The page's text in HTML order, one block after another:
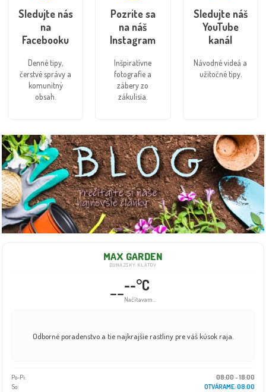
MAX GARDEN
DUNAJSKÝ KLÁTOV
----°C
Načítavam...
Odborné poradenstvo a tie najkrajšie rastliny pre váš kúsok raja.
Po-Pi:
08:00 - 18:00
So:
OTVÁRAME: 08:00
Sledujte nás
na
Facebooku
Denné tipy,
čerstvé správy a
komunitný
obsah.
Pozrite sa
na náš
Instagram
Inšpiratívne
fotografie a
zábery zo
zákulisia.
Sledujte náš
YouTube
kanál
Návodné videá a
užitočné tipy.